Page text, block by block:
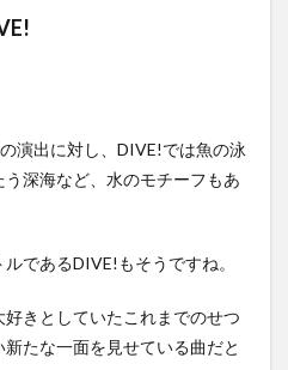
演出に対し、DIVE!では魚の泳
深海など、水のモチーフもあ
であるDIVE!もそうですね。
好きとしていたこれまでのせつ
たな一面を見せている曲だと